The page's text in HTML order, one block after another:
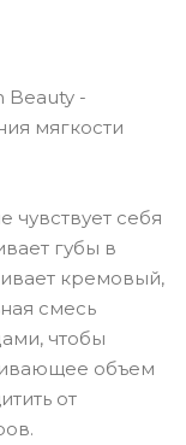
Beauty -
мягкости
чувствует себя
губы в
кремовый,
смесь
чтобы
объем
от